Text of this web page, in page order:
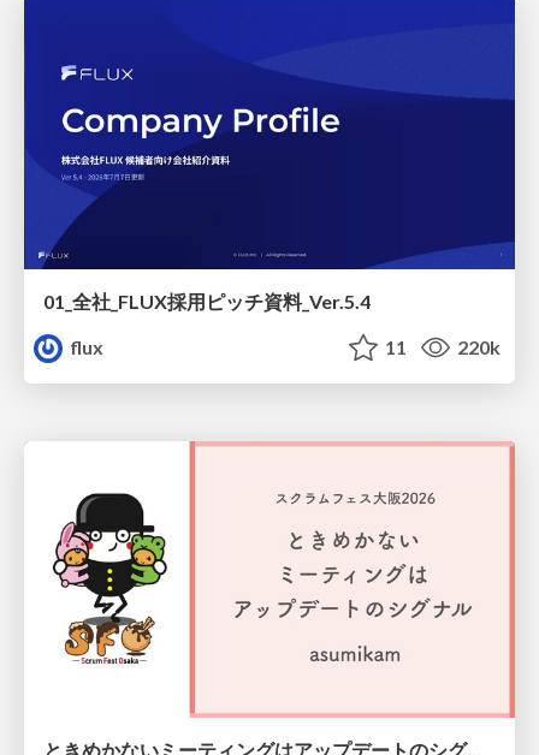
01_全社_FLUX採用ピッチ資料_Ver.5.4
flux
11 220k
ときめかないミーティングはアップデートのシグナル #scrumosaka